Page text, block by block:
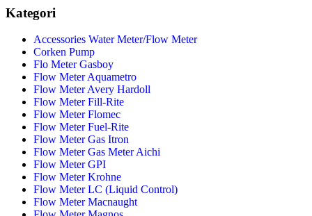
Kategori
Accessories Water Meter/Flow Meter
Corken Pump
Flo Meter Gasboy
Flow Meter Aquametro
Flow Meter Avery Hardoll
Flow Meter Fill-Rite
Flow Meter Flomec
Flow Meter Fuel-Rite
Flow Meter Gas Itron
Flow Meter Gas Meter Aichi
Flow Meter GPI
Flow Meter Krohne
Flow Meter LC (Liquid Control)
Flow Meter Macnaught